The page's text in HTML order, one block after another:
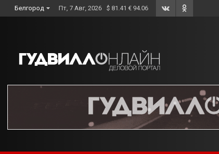
to
Белгород Пт, 7 Авг, 2026 $ 81.41 € 94.06